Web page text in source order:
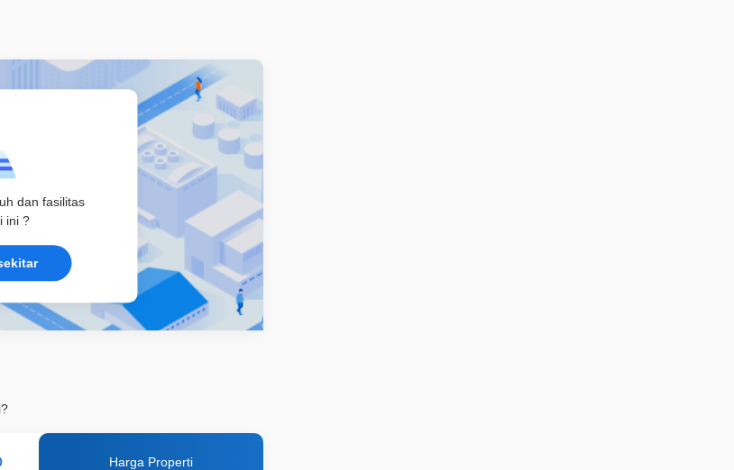
dan fasilitas
ini ?
Harga Properti